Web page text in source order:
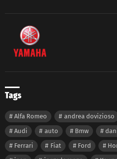
Tags
Alfa Romeo andrea dovizioso
Audi
auto Bmw
Ferrari
Fiat Ford